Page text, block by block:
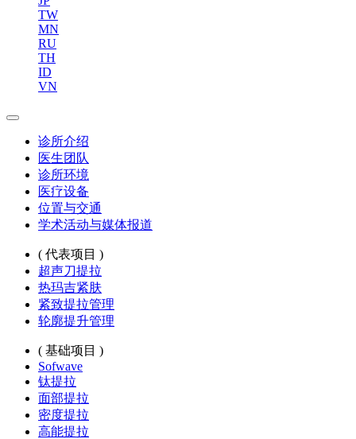
TW
MN
RU
TH
ID
VN
诊所介绍
医生团队
诊所环境
医疗设备
位置与交通
学术活动与媒体报道
( 代表项目 )
超声刀提拉
热玛吉紧肤
紧致提拉管理
轮廓提升管理
( 基础项目 )
Sofwave
钛提拉
面部提拉
密度提拉
高能提拉